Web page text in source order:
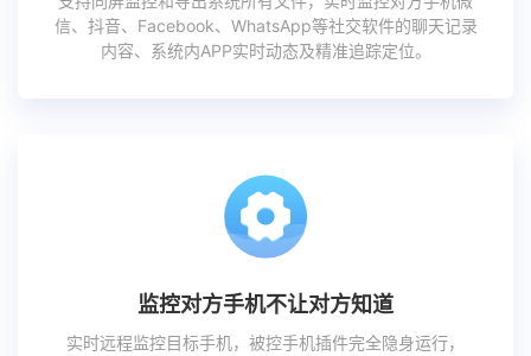
信、抖音、Facebook、WhatsApp等社交软件的聊天记录
内容、系统内APP实时动态及精准追踪定位。
监控对方手机不让对方知道
实时远程监控目标手机，被控手机插件完全隐身运行，